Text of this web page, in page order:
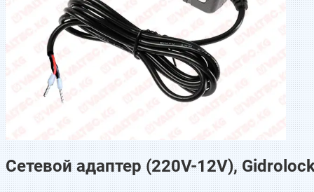
Сетевой адаптер (220V-12V),